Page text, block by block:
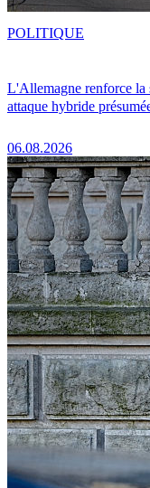
L'Allemagne renforce la
attaque hybride
06.08.2026
POLITIQUE